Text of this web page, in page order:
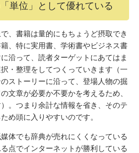
単位」として優れている
、書籍は量的にもちょうど摂取でき
、特に実用書、学術書やビジネス書
沿って、読者ターゲットにあてはま
・整理をしてつくっていきます（一
ストーリーに沿って、登場人物の掘
文章が必要か不要かを考えるため、
。つまり余計な情報を省き、そのテ
め頭に入りやすいのです。
体でも辞典が売れにくくなっている
点でインターネットが勝利している